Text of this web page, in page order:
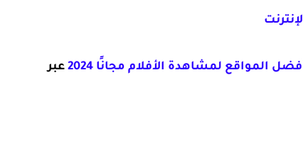
المواقع لمشاهدة الأفلام مجانًا 2024
عبر